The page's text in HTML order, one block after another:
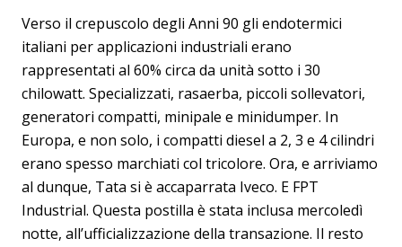
Verso il crepuscolo degli Anni 90 gli endotermici
italiani per applicazioni industriali erano
rappresentati al 60% circa da unità sotto i 30
chilowatt. Specializzati, rasaerba, piccoli sollevatori,
generatori compatti, minipale e minidumper. In
Europa, e non solo, i compatti diesel a 2, 3 e 4 cilindri
erano spesso marchiati col tricolore. Ora, e arriviamo
al dunque, Tata si è accaparrata Iveco. E FPT
Industrial. Questa postilla è stata inclusa mercoledì
notte, all’ufficializzazione della transazione. Il resto